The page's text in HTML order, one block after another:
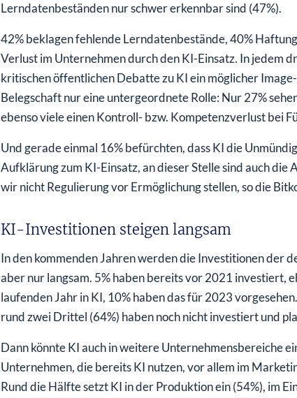
Lerndatenbeständen nur schwer erkennbar sind (47%).
42% beklagen fehlende Lerndatenbestände, 40%
Verlust im Unternehmen durch den KI-Einsatz. In jedem
kritischen öffentlichen Debatte zu KI ein möglicher
Belegschaft nur eine untergeordnete Rolle: Nur 27%
ebenso viele einen Kontroll- bzw. Kompetenzverlust bei
Und gerade einmal 16% befürchten, dass KI die
Aufklärung zum KI-Einsatz, an dieser Stelle sind auch
wir nicht Regulierung vor Ermöglichung stellen, so die
KI-Investitionen steigen langsam
In den kommenden Jahren werden die Investitionen der
aber nur langsam. 5% haben bereits vor 2021 investiert,
laufenden Jahr in KI, 10% haben das für 2023
rund zwei Drittel (64%) haben noch nicht investiert und
Dann könnte KI auch in weitere Unternehmensbereiche
Unternehmen, die bereits KI nutzen, vor allem im
Rund die Hälfte setzt KI in der Produktion ein (54%), im